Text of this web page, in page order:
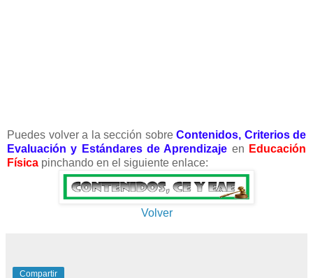
Puedes volver a la sección sobre Contenidos, Criterios de
Evaluación y Estándares de Aprendizaje en Educación
Física pinchando en el siguiente enlace:
Volver
Compartir